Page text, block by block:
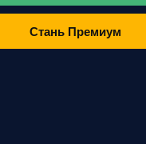
Стань Премиум